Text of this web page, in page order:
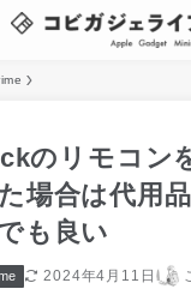
のリモコン
場合は代用
も良い
2024年4月11日